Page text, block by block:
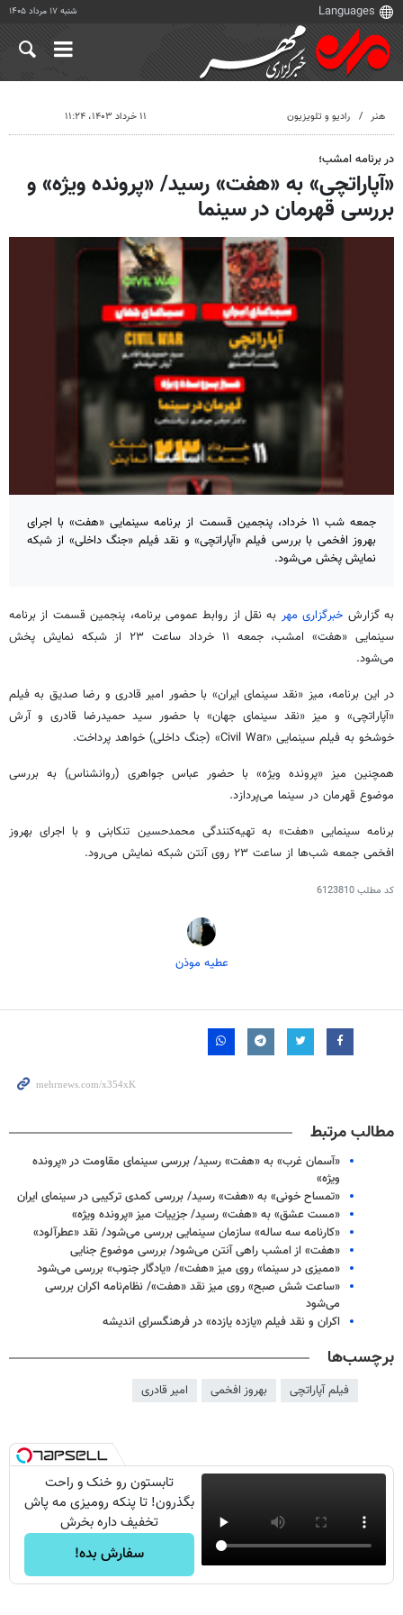
شنبه ۱۷ مرداد ۱۴۰۵
هنر رادیو و تلویزیون ۱۱ خرداد ۱۴۰۳، ۱۱:۲۴
در برنامه امشب؛
«آپاراتچی» به «هفت» رسید/ «پرونده ویژه» و
بررسی قهرمان در سینما
جمعه شب ۱۱ خرداد، پنجمین قسمت از برنامه سینمایی «هفت» با اجرای
بهروز افخمی با بررسی فیلم «آپاراتچی» و نقد فیلم «جنگ داخلی» از شبکه
نمایش پخش می‌شود.
به گزارش خبرگزاری مهر به نقل از روابط عمومی برنامه، پنجمین قسمت از برنامه
سینمایی «هفت» امشب، جمعه ۱۱ خرداد ساعت ۲۳ از شبکه نمایش پخش
می‌شود.
در این برنامه، میز «نقد سینمای ایران» با حضور امیر قادری و رضا صدیق به فیلم
«آپاراتچی» و میز «نقد سینمای جهان» با حضور سید حمیدرضا قادری و آرش
خوشخو به فیلم سینمایی «Civil War» (جنگ داخلی) خواهد پرداخت.
همچنین میز «پرونده ویژه» با حضور عباس جواهری (روانشناس) به بررسی
موضوع قهرمان در سینما می‌پردازد.
برنامه سینمایی «هفت» به تهیه‌کنندگی محمدحسین تنکابنی و با اجرای بهروز
افخمی جمعه شب‌ها از ساعت ۲۳ روی آنتن شبکه نمایش می‌رود.
کد مطلب6123810
عطیه موذن
مطالب مرتبط
«آسمان غرب» به «هفت» رسید/ بررسی سینمای مقاومت در «پرونده
ویژه»
«تمساح خونی» به «هفت» رسید/ بررسی کمدی ترکیبی در سینمای ایران
«مست عشق» به «هفت» رسید/ جزییات میز «پرونده ویژه»
«کارنامه سه ساله» سازمان سینمایی بررسی می‌شود/ نقد «عطرآلود»
«هفت» از امشب راهی آنتن می‌شود/ بررسی موضوع جنایی
«ممیزی در سینما» روی میز «هفت»/ «یادگار جنوب» بررسی می‌شود
«ساعت شش صبح» روی میز نقد «هفت»/ نظام‌نامه اکران بررسی
می‌شود
اکران و نقد فیلم «یازده یازده» در فرهنگسرای اندیشه
برچسب‌ها
فیلم آپاراتچی بهروز افخمی امیر قادری
تابستون رو خنک و راحت
بگذرون! تا پنکه رومیزی مه پاش
تخفیف داره بخرش
سفارش بده!